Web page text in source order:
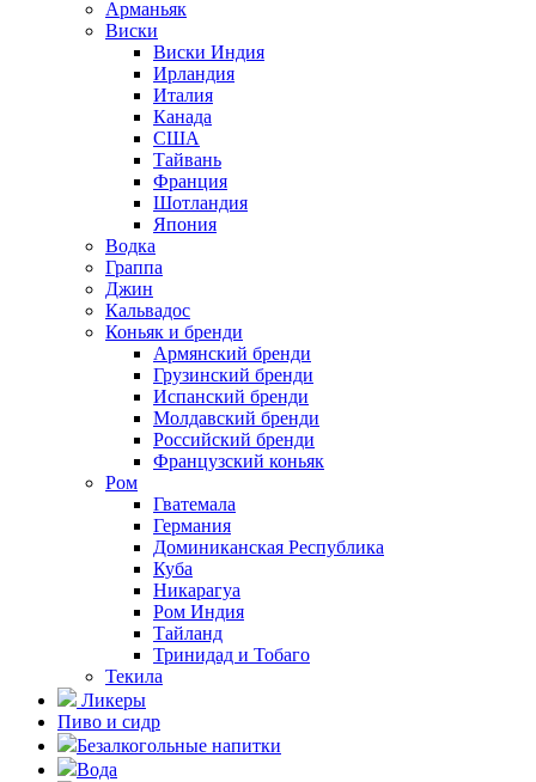
Арманьяк
Виски
Виски Индия
Ирландия
Италия
Канада
США
Тайвань
Франция
Шотландия
Япония
Водка
Граппа
Джин
Кальвадос
Коньяк и бренди
Армянский бренди
Грузинский бренди
Испанский бренди
Молдавский бренди
Российский бренди
Французский коньяк
Ром
Гватемала
Германия
Доминиканская Республика
Куба
Никарагуа
Ром Индия
Тайланд
Тринидад и Тобаго
Текила
Ликеры
Пиво и сидр
Безалкогольные напитки
Вода